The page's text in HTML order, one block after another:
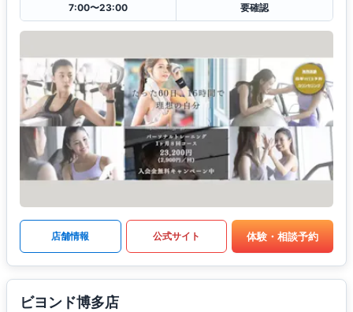
7:00〜23:00
要確認
店舗情報 公式サイト 体験・相談予約
ビヨンド博多店